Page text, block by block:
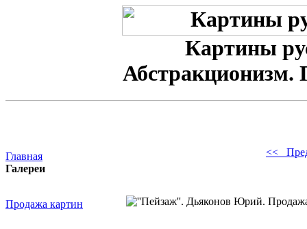
Картины
Главная
Галереи
Продажа картин
<<